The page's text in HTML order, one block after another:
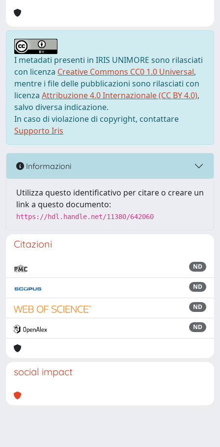
I metadati presenti in IRIS UNIMORE sono rilasciati
con licenza Creative Commons CC0 1.0 Universal,
mentre i file delle pubblicazioni sono rilasciati con
licenza Attribuzione 4.0 Internazionale (CC BY 4.0),
salvo diversa indicazione.
In caso di violazione di copyright, contattare
Supporto Iris
Informazioni
Utilizza questo identificativo per citare o creare un
link a questo documento:
https://hdl.handle.net/11380/642060
Citazioni
ND
ND
ND
ND
social impact